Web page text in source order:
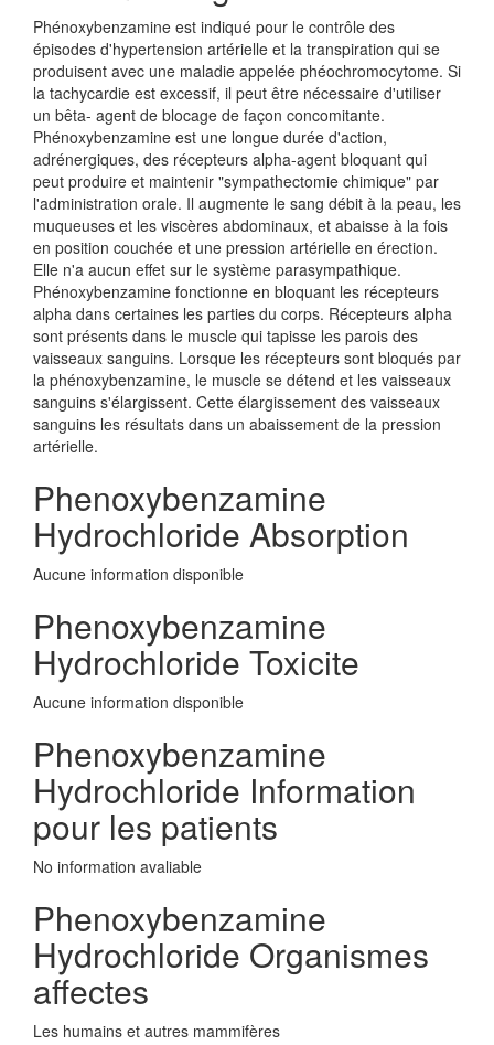
Phénoxybenzamine est indiqué pour le contrôle des
épisodes d'hypertension artérielle et la transpiration qui se
produisent avec une maladie appelée phéochromocytome. Si
la tachycardie est excessif, il peut être nécessaire d'utiliser
un bêta- agent de blocage de façon concomitante.
Phénoxybenzamine est une longue durée d'action,
adrénergiques, des récepteurs alpha-agent bloquant qui
peut produire et maintenir "sympathectomie chimique" par
l'administration orale. Il augmente le sang débit à la peau, les
muqueuses et les viscères abdominaux, et abaisse à la fois
en position couchée et une pression artérielle en érection.
Elle n'a aucun effet sur le système parasympathique.
Phénoxybenzamine fonctionne en bloquant les récepteurs
alpha dans certaines les parties du corps. Récepteurs alpha
sont présents dans le muscle qui tapisse les parois des
vaisseaux sanguins. Lorsque les récepteurs sont bloqués par
la phénoxybenzamine, le muscle se détend et les vaisseaux
sanguins s'élargissent. Cette élargissement des vaisseaux
sanguins les résultats dans un abaissement de la pression
artérielle.
Phenoxybenzamine
Hydrochloride Absorption
Aucune information disponible
Phenoxybenzamine
Hydrochloride Toxicite
Aucune information disponible
Phenoxybenzamine
Hydrochloride Information
pour les patients
No information avaliable
Phenoxybenzamine
Hydrochloride Organismes
affectes
Les humains et autres mammifères